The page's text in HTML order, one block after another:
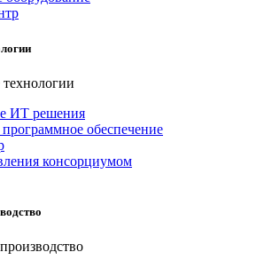
ИТ решения
обеспечение
консорциумом